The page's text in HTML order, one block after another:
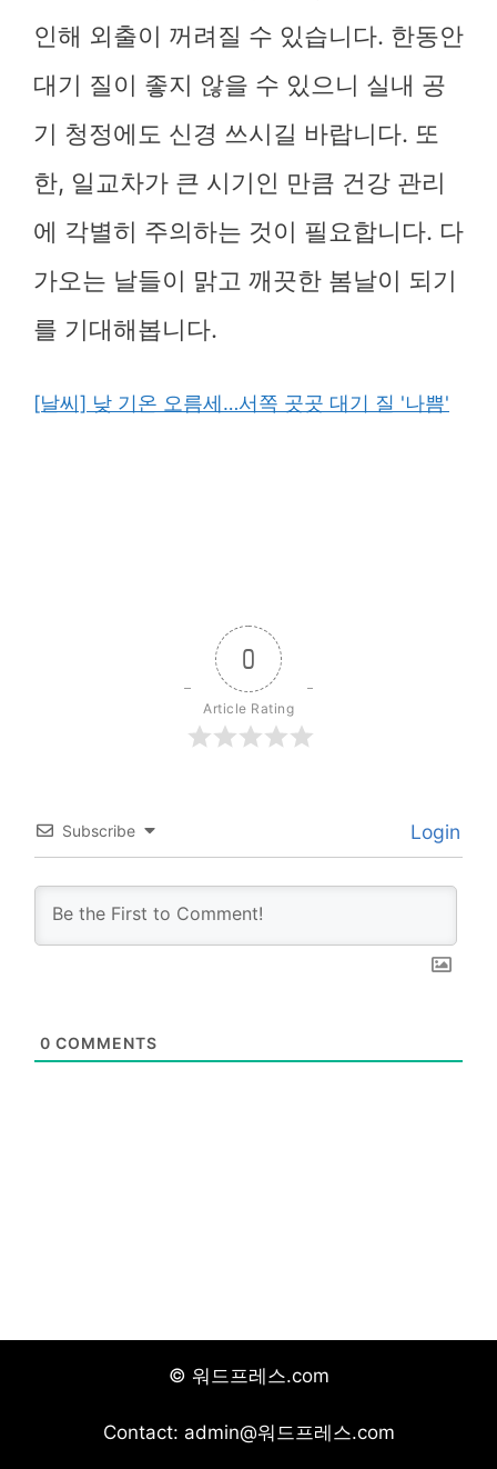
인해 외출이 꺼려질 수 있습니다. 한동안
대기 질이 좋지 않을 수 있으니 실내 공
기 청정에도 신경 쓰시길 바랍니다. 또
한, 일교차가 큰 시기인 만큼 건강 관리
에 각별히 주의하는 것이 필요합니다. 다
가오는 날들이 맑고 깨끗한 봄날이 되기
를 기대해봅니다.
[날씨] 낮 기온 오름세…서쪽 곳곳 대기 질 '나쁨'
0
Article Rating
Subscribe Login
0 COMMENTS
© 워드프레스.com
Contact: admin@워드프레스.com